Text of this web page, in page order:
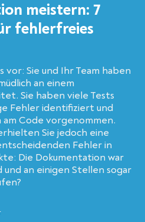
meistern: 7
fehlerfreies
vor: Sie und Ihr Team haben
an einem
Sie haben viele Tests
Fehler identifiziert und
Code vorgenommen.
Sie jedoch eine
Fehler in
Die Dokumentation war
an einigen Stellen sogar